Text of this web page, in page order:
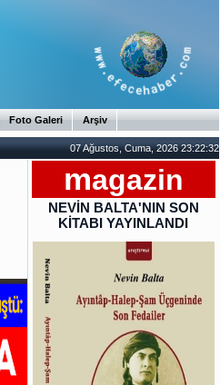
Foto Galeri Arşiv
07 Ağustos, Cuma, 2026 23:22:33
magazin
NEVİN BALTA'NIN SON
KİTABI YAYINLANDI